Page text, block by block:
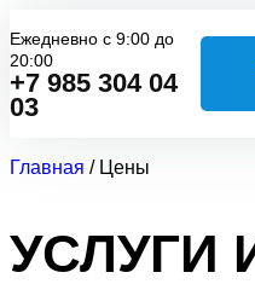
Ежедневно с 9:00 до
20:00
+7 985 304 04
03
Главная / Цены
УСЛУГИ